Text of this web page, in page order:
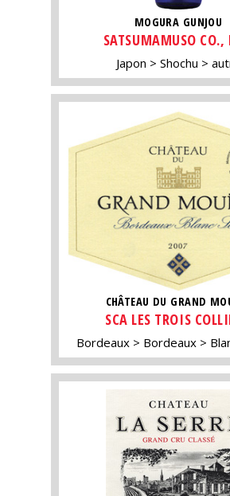
MOGURA GUNJOU
SATSUMAMUSO CO.,
Japon Shochu
CHÂTEAU DU GRAND
SCA LES TROIS
Bordeaux Bordeaux